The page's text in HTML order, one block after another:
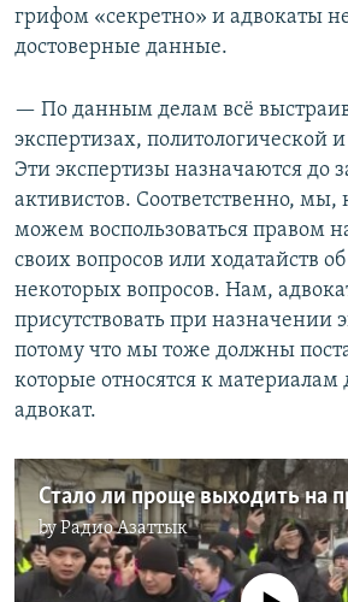
грифом «секретно» и адвокаты
достоверные данные.
— По данным делам всё
экспертизах, политологической
Эти экспертизы назначаются до
активистов. Соответственно, мы,
можем воспользоваться правом
своих вопросов или ходатайств
некоторых вопросов. Нам,
присутствовать при назначении
потому что мы тоже должны
которые относятся к
адвокат.
byРадио Азаттык
No media source